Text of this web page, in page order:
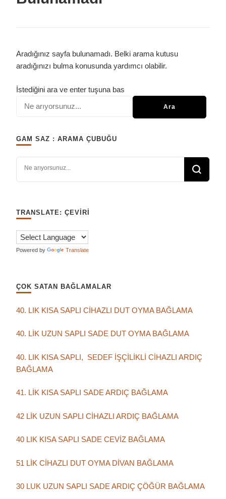
Aradığınız sayfa bulunamadı. Belki arama kutusu
aradığınızı bulma konusunda yardımcı olabilir.
Bir
İstediğini ara ve enter tuşuna bas
GAM SAZ : ARAMA ÇUBUĞU
TRANSLATE: ÇEVIRI
Powered by Translate
ÇOK SATAN BAĞLAMALAR
40. LIK KISA SAPLI CİHAZLI DUT OYMA BAĞLAMA
40. LİK UZUN SAPLI SADE DUT OYMA BAĞLAMA
40. LIK KISA SAPLI, SEDEF İŞÇİLİKLİ CİHAZLI ARDIÇ
BAĞLAMA
41. LİK KISA SAPLI SADE ARDIÇ BAĞLAMA
42 LİK UZUN SAPLI CİHAZLI ARDIÇ BAĞLAMA
40 LIK KISA SAPLI SADE CEVİZ BAĞLAMA
51 LİK CİHAZLI DUT OYMA DİVAN BAĞLAMA
30 LUK UZUN SAPLI SADE ARDIÇ ÇÖĞÜR BAĞLAMA